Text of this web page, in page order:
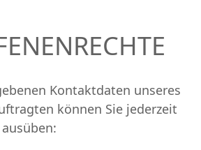
Kontaktdaten unseres
können Sie jederzeit